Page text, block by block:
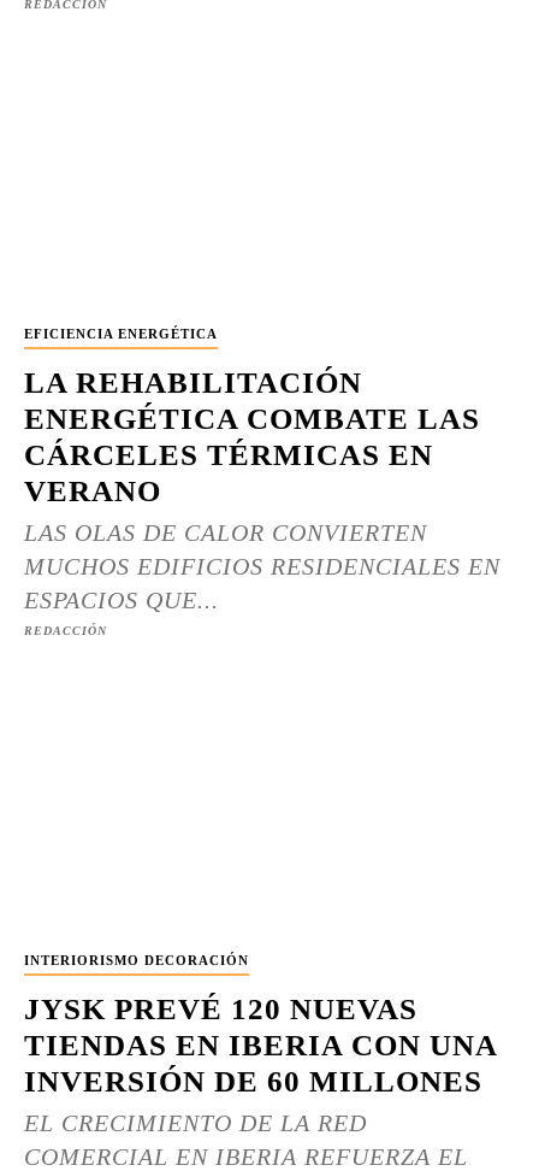
REDACCIÓN
EFICIENCIA ENERGÉTICA
LA REHABILITACIÓN
ENERGÉTICA COMBATE LAS
CÁRCELES TÉRMICAS EN
VERANO
LAS OLAS DE CALOR CONVIERTEN
MUCHOS EDIFICIOS RESIDENCIALES EN
ESPACIOS QUE...
REDACCIÓN
INTERIORISMO DECORACIÓN
JYSK PREVÉ 120 NUEVAS
TIENDAS EN IBERIA CON UNA
INVERSIÓN DE 60 MILLONES
EL CRECIMIENTO DE LA RED
COMERCIAL EN IBERIA REFUERZA EL